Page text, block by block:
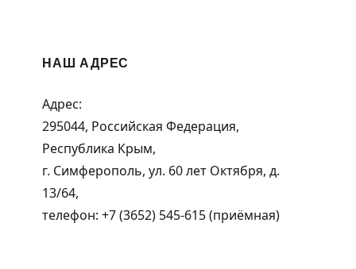
НАШ АДРЕС
Адрес:
295044, Российская Федерация,
Республика Крым,
г. Симферополь, ул. 60 лет Октября, д.
13/64,
телефон: +7 (3652) 545-615 (приёмная)